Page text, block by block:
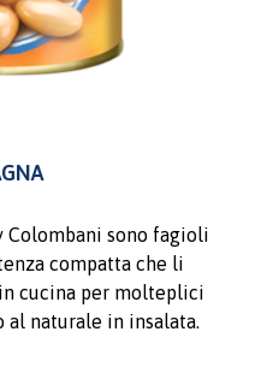
Colombani sono fagioli
compatta che li
cucina per molteplici
naturale in insalata.